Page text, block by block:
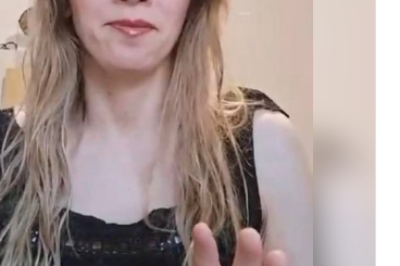
Nəriman Həsənzadə vəfat etdi